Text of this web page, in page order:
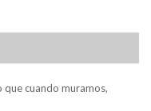
cuando muramos,